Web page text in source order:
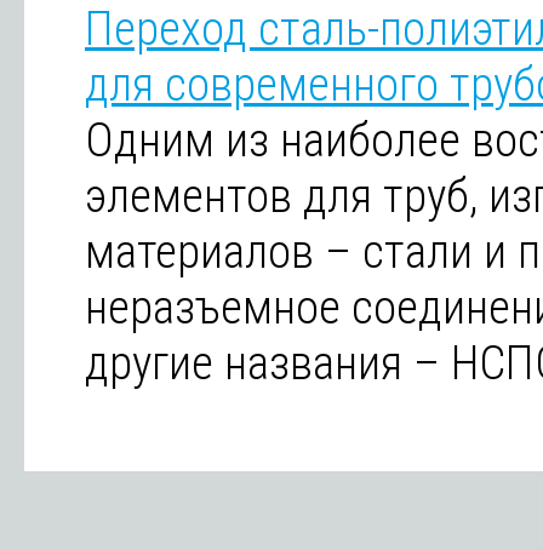
Переход сталь-
для современного
Одним из наиболее
элементов для труб,
материалов – стали и
неразъемное
другие названия –